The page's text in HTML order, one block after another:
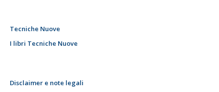
Tecniche Nuove
I libri Tecniche Nuove
Disclaimer e note legali